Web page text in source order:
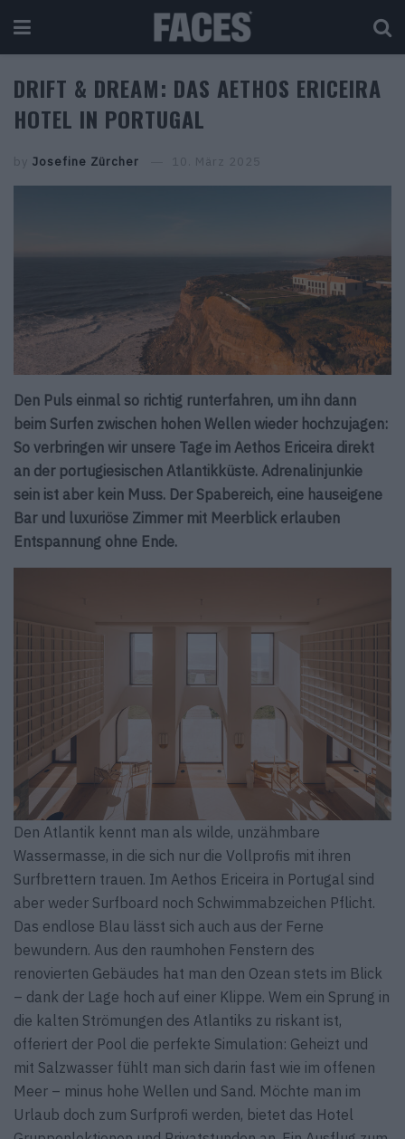
DRIFT & DREAM: DAS AETHOS ERICEIRA
HOTEL IN PORTUGAL
by Josefine Zürcher 10. März 2025
Den Puls einmal so richtig runterfahren, um ihn dann
beim Surfen zwischen hohen Wellen wieder hochzujagen:
So verbringen wir unsere Tage im Aethos Ericeira direkt
an der portugiesischen Atlantikküste. Adrenalinjunkie
sein ist aber kein Muss. Der Spabereich, eine hauseigene
Bar und luxuriöse Zimmer mit Meerblick erlauben
Entspannung ohne Ende.
Den Atlantik kennt man als wilde, unzähmbare
Wassermasse, in die sich nur die Vollprofis mit ihren
Surfbrettern trauen. Im Aethos Ericeira in Portugal sind
aber weder Surfboard noch Schwimmabzeichen Pflicht.
Das endlose Blau lässt sich auch aus der Ferne
bewundern. Aus den raumhohen Fenstern des
renovierten Gebäudes hat man den Ozean stets im Blick
– dank der Lage hoch auf einer Klippe. Wem ein Sprung in
die kalten Strömungen des Atlantiks zu riskant ist,
offeriert der Pool die perfekte Simulation: Geheizt und
mit Salzwasser fühlt man sich darin fast wie im offenen
Meer – minus hohe Wellen und Sand. Möchte man im
Urlaub doch zum Surfprofi werden, bietet das Hotel